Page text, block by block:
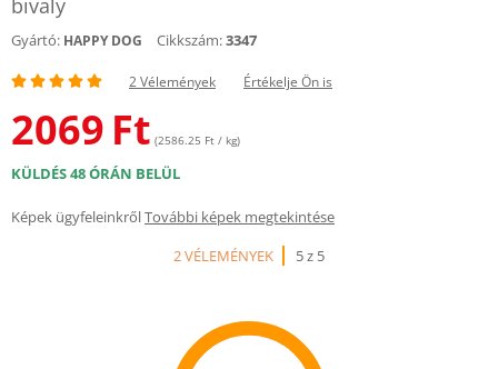
bivaly
Gyártó: HAPPY DOG Cikkszám:3347
2 Vélemények Értékelje Ön is
2069 Ft (2586.25 Ft / kg)
KÜLDÉS 48 ÓRÁN BELÜL
Képek ügyfeleinkrőlTovábbi képek megtekintése
2 VÉLEMÉNYEK
5 z 5